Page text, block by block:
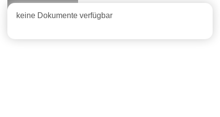
keine Dokumente verfügbar